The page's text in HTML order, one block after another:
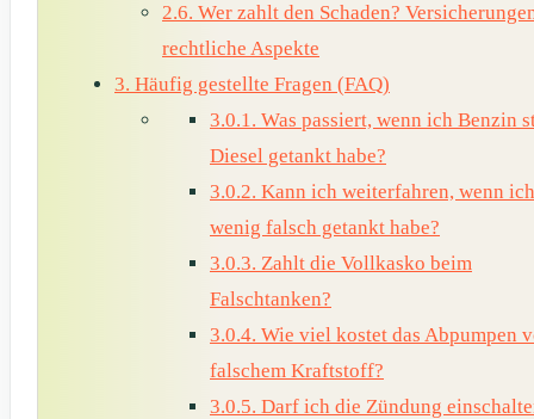
2.6. Wer zahlt den Schaden?
rechtliche Aspekte
3. Häufig gestellte Fragen (FAQ)
3.0.1. Was passiert, wenn ich Benzin
Diesel getankt habe?
3.0.2. Kann ich weiterfahren, wenn
wenig falsch getankt habe?
3.0.3. Zahlt die Vollkasko beim
Falschtanken?
3.0.4. Wie viel kostet das Abpumpen
falschem Kraftstoff?
3.0.5. Darf ich die Zündung